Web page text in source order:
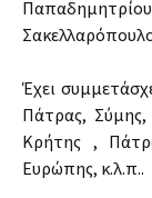
Έχει
Πάτρας, Σύμης,
Κρήτης ,
Ευρώπης, κ.λ.π..